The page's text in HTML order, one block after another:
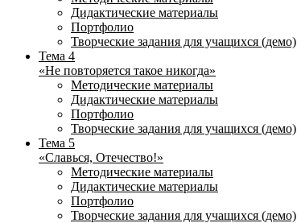
Дидактические материалы
Портфолио
Творческие задания для учащихся (демо)
Тема 4
«Не повторяется такое никогда»
Методические материалы
Дидактические материалы
Портфолио
Творческие задания для учащихся (демо)
Тема 5
«Славься, Отечество!»
Методические материалы
Дидактические материалы
Портфолио
Творческие задания для учащихся (демо)